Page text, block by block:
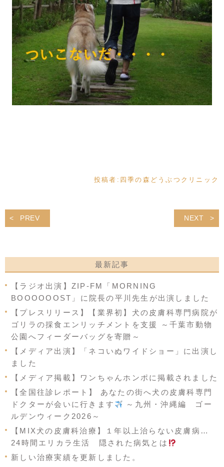
投稿者: 四季の森どうぶつクリニック
PREV NEXT
最新記事
【ラジオ出演】ZIP-FM「MORNING
BOOOOOOST」に院長の平川先生が出演しました
【プレスリリース】【業界初】犬の皮膚科専門病院が
ゴリラの採食エンリッチメントを支援 ～千葉市動物
公園へフィーダーバッグを寄贈～
【メディア出演】「ネコいぬワイドショー」に出演し
ました
【メディア掲載】ワンちゃんホンポに掲載されました
【全国往診レポート】 あなたの街へ犬の皮膚科専門
ドクターが会いに行きます
～九州・沖縄編 ゴー
ルデンウィーク2026～
【MIX犬の皮膚科治療】１年以上治らない皮膚病…
24時間エリカラ生活 隠された病気とは
新しい治療実績を更新しました。